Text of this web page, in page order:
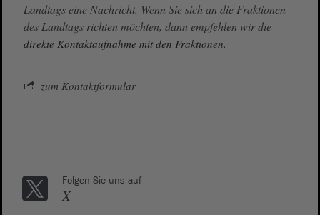
Landtags eine Nachricht. Wenn Sie sich an die Fraktionen
des Landtags richten möchten, dann empfehlen wir die
direkte Kontaktaufnahme mit den Fraktionen.
zum Kontaktformular
Folgen Sie uns auf
X